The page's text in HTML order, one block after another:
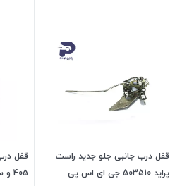
قفل درب جانبی جلو جدید راست
پراید 503510 جی ای اس پی
قفل